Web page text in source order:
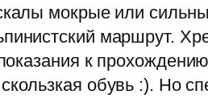
мокрые или
маршрут.
к
обувь :). Но